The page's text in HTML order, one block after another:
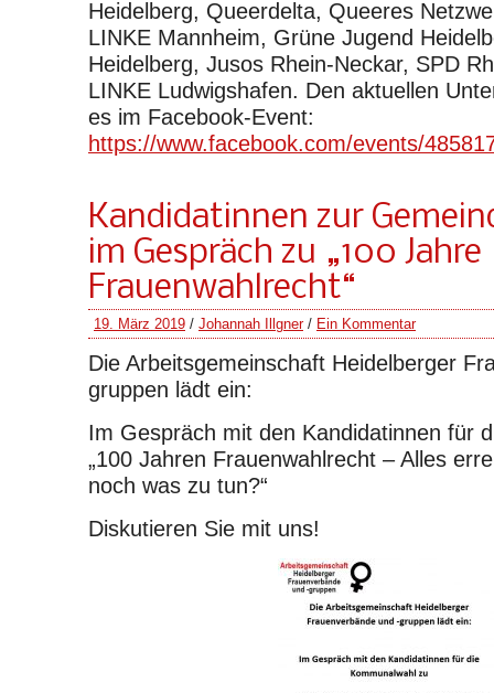
Heidelberg, Queerdelta, Queeres
LINKE Mannheim, Grüne Jugend
Heidelberg, Jusos Rhein-Neckar, SPD
LINKE Ludwigshafen. Den aktuellen
es im Facebook-Event:
https://www.facebook.com/events/
Kandidatinnen zur
im Gespräch zu „100 Jahre
Frauenwahlrecht“
19. März 2019 / Johannah Illgner/ Ein Kommentar
Die Arbeitsgemeinschaft Heidelberger
gruppen lädt ein:
Im Gespräch mit den Kandidatinnen für
„100 Jahren Frauenwahlrecht – Alles
noch was zu tun?“
Diskutieren Sie mit uns!